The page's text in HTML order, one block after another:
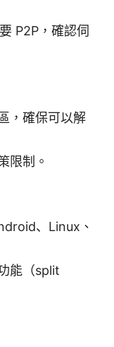
P2P，確認伺
，確保可以解
限制。
、Linux、
能（split